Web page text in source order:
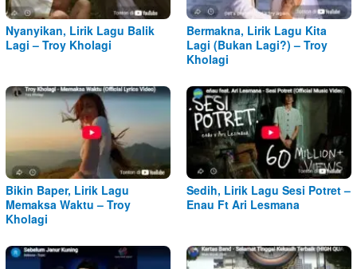
Nyanyikan, Lirik Lagu Balik
Lagi – Troy Kholagi
Bermakna, Lirik Lagu Kita
Lagi (Bukan Lagi?) – Troy
Kholagi
Bikin Baper, Lirik Lagu
Memaksa Waktu – Troy
Kholagi
Sedih, Lirik Lagu Sesi Potret –
Enau Ft Ari Lesmana